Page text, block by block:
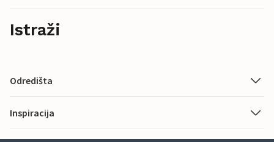
Istraži
Odredišta
Inspiracija